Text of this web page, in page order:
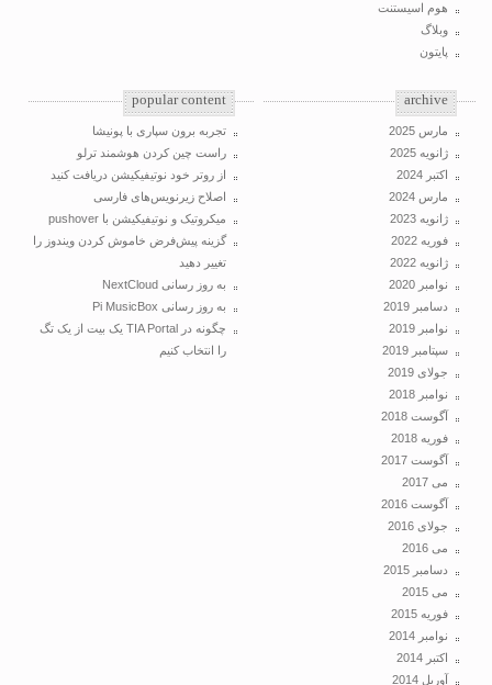
هوم اسیستنت
وبلاگ
پایتون
archive
مارس 2025
ژانویه 2025
اکتبر 2024
مارس 2024
ژانویه 2023
فوریه 2022
ژانویه 2022
نوامبر 2020
دسامبر 2019
نوامبر 2019
سپتامبر 2019
جولای 2019
نوامبر 2018
آگوست 2018
فوریه 2018
آگوست 2017
آگوست 2016
جولای 2016
دسامبر 2015
فوریه 2015
نوامبر 2014
اکتبر 2014
آوریل 2014
popular content
تجربه برون سپاری با پونیشا
راست چین کردن هوشمند ترلو
از روتر خود نوتیفیکیشن دریافت کنید
اصلاح زیرنویس‌های فارسی
میکروتیک و نوتیفیکیشن با pushover
گزینه پیش‌فرض خاموش کردن ویندوز را
تغییر دهید
به روز رسانی NextCloud
به روز رسانی Pi MusicBox
چگونه در TIA Portal یک بیت از یک تگ
را انتخاب کنیم